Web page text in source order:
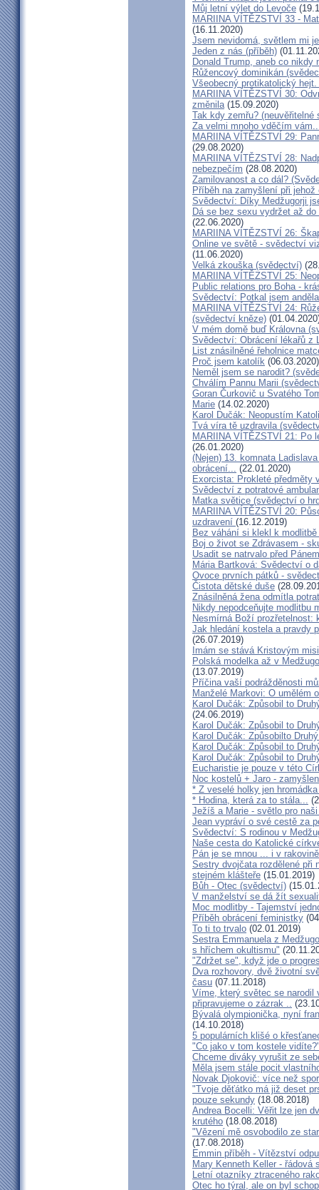
Můj letní výlet do Levoče
MARIINA VÍTĚZSTVÍ 33 -
(16.11.2020)
Jsem nevidomá, světlem mi
Jeden z nás (příběh)
Donald Trump, aneb co
Růžencový dominikán
Všeobecný protikatolický
MARIINA VÍTĚZSTVÍ 30:
změnila (15.09.2020)
Tak kdy zemřu?
Za velmi mnoho vděčím
MARIINA VÍTĚZSTVÍ 29:
(29.08.2020)
MARIINA VÍTĚZSTVÍ 28:
nebezpečím (28.08.2020)
Zamilovanost a co dál?
Příběh na zamyšlení při
Svědectví: Díky Medžugorji
Dá se bez sexu vydržet až
(22.06.2020)
MARIINA VÍTĚZSTVÍ 26:
Online ve světě - svědectví
(11.06.2020)
Velká zkouška (svědectví)
MARIINA VÍTĚZSTVÍ 25:
Public relations pro Boha -
Svědectví: Potkal jsem anděla
MARIINA VÍTĚZSTVÍ 24:
(svědectví kněze)
V mém domě buď Královna
Svědectví: Obrácení lékařů z
List znásilněné řeholnice
Proč jsem katolík (06.03.2020)
Neměl jsem se narodit?
Chválím Pannu Marii
Goran Čurkovič u Svatého
Marie (14.02.2020)
Karol Dučák: Neopustím
Tvá víra tě uzdravila
MARIINA VÍTĚZSTVÍ 21: Po
(26.01.2020)
(Nejen) 13. komnata
obrácení...
(22.01.2020)
Exorcista: Prokleté předměty
Svědectví z potratové
Matka světice (svědectví o
MARIINA VÍTĚZSTVÍ 20:
uzdravení (16.12.2019)
Bez váhání si klekl k
Boj o život se Zdrávasem -
Usadit se natrvalo před Pánem
Mária Bartková: Svědectví o
Ovoce prvních pátků -
Čistota dětské duše
Znásilněná žena odmítla
Nikdy nepodceňujte modlitbu
Nesmírná Boží
Jak hledání kostela a pravdy
(26.07.2019)
Imám se stává Kristovým
Polská modelka až v
(13.07.2019)
Příčina vaší podrážděnosti
Manželé Markovi: O umělém
Karol Dučák: Způsobil to
(24.06.2019)
Karol Dučák: Způsobil to
Karol Dučák: Způsobilto
Karol Dučák: Způsobil to
Karol Dučák: Způsobil to
Eucharistie je pouze v této
Noc kostelů + Jaro -
* Z veselé holky jen
* Hodina, která za to stála...
Ježíš a Marie - světlo pro
Jean vypráví o své cestě za
Svědectví: S rodinou v
Naše cesta do Katolické
Pán je se mnou ... i v
Sestry dvojčata rozdělené při
stejném klášteře (15.01.2019)
Bůh - Otec (svědectví)
V manželství se dá žít
Moc modlitby - Tajemství
Příběh obrácení feministky
To ti to trvalo (02.01.2019)
Sestra Emmanuela z
s hříchem okultismu"
"Zdržet se", když jde o
Dva rozhovory, dvě životní
času (07.11.2018)
Víme, který světec se narodil
připravujeme o zázrak ..
Bývalá olympionička, nyní
(14.10.2018)
5 populárních klišé o
"Co jako v tom kostele
Chceme diváky vyrušit ze
Měla jsem stále pocit
Novak Djokovič: více než
"Tvoje děťátko má již deset
pouze sekundy (18.08.2018)
Andrea Bocelli: Věřit lze jen
krutého (18.08.2018)
"Vězení mě osvobodilo ze
(17.08.2018)
Emmin příběh - Vítězství
Mary Kenneth Keller - řádová
Letní otazníky ztraceného
Otec ho týral, ale on byl